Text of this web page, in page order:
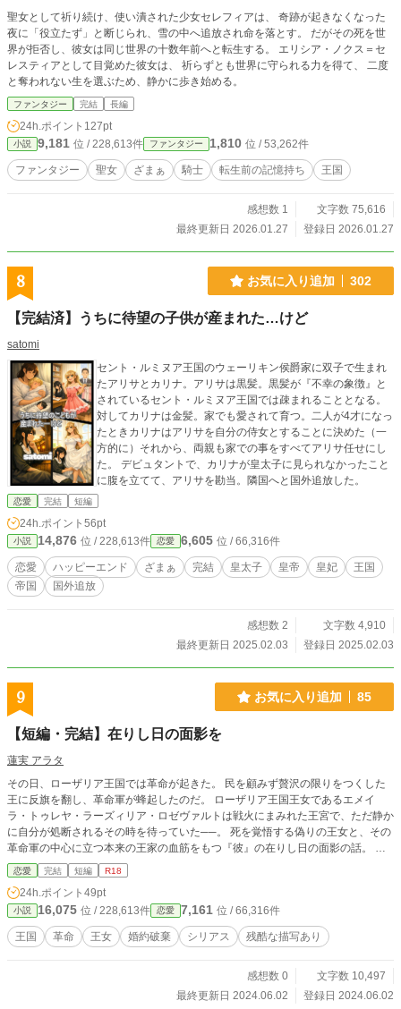
聖女として祈り続け、使い潰された少女セレフィアは、 奇跡が起きなくなった
夜に「役立たず」と断じられ、雪の中へ追放され命を落とす。 だがその死を世
界が拒否し、彼女は同じ世界の十数年前へと転生する。 エリシア・ノクス＝セ
レスティアとして目覚めた彼女は、 祈らずとも世界に守られる力を得て、 二度
と奪われない生を選ぶため、静かに歩き始める。
ファンタジー 完結 長編
24h.ポイント 127pt
小説 9,181 位 / 228,613件 ファンタジー 1,810 位 / 53,262件
ファンタジー 聖女 ざまぁ 騎士 転生前の記憶持ち 王国
感想数 1
文字数 75,616
最終更新日 2026.01.27
登録日 2026.01.27
8 お気に入り追加 302
【完結済】うちに待望の子供が産まれた…けど
satomi
セント・ルミヌア王国のウェーリキン侯爵家に双子で生まれ
たアリサとカリナ。アリサは黒髪。黒髪が『不幸の象徴』と
されているセント・ルミヌア王国では疎まれることとなる。
対してカリナは金髪。家でも愛されて育つ。二人が4才になっ
たときカリナはアリサを自分の侍女とすることに決めた（一
方的に）それから、両親も家での事をすべてアリサ任せにし
た。 デビュタントで、カリナが皇太子に見られなかったこと
に腹を立てて、アリサを勘当。隣国へと国外追放した。
恋愛 完結 短編
24h.ポイント 56pt
小説 14,876 位 / 228,613件 恋愛 6,605 位 / 66,316件
恋愛 ハッピーエンド ざまぁ 完結 皇太子 皇帝 皇妃
王国
帝国
国外追放
感想数 2
文字数 4,910
最終更新日 2025.02.03
登録日 2025.02.03
9 お気に入り追加 85
【短編・完結】在りし日の面影を
蓮実 アラタ
その日、ローザリア王国では革命が起きた。 民を顧みず贅沢の限りをつくした
王に反旗を翻し、革命軍が蜂起したのだ。 ローザリア王国王女であるエメイ
ラ・トゥレヤ・ラーズィリア・ロゼヴァルトは戦火にまみれた王宮で、ただ静か
に自分が処断されるその時を待っていた──。 死を覚悟する偽りの王女と、その
革命軍の中心に立つ本来の王家の血筋をもつ『彼』の在りし日の面影の話。 ※
ムーンライト様にも掲載しています。 短編書きたい欲を満たすために勢いで書
いたので設定がふわっとしているところがあります。
恋愛 完結 短編 R18
24h.ポイント 49pt
小説 16,075 位 / 228,613件 恋愛 7,161 位 / 66,316件
王国 革命 王女 婚約破棄 シリアス 残酷な描写あり
感想数 0
文字数 10,497
最終更新日 2024.06.02
登録日 2024.06.02